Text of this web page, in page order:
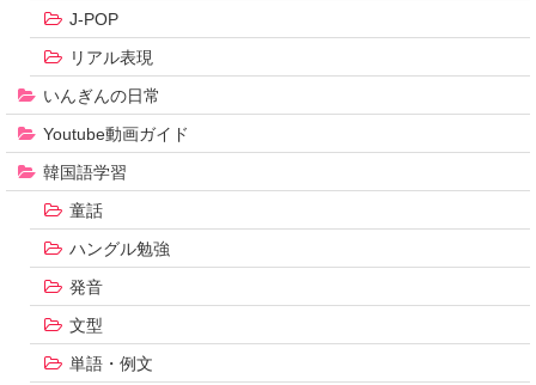
J-POP
リアル表現
いんぎんの日常
Youtube動画ガイド
韓国語学習
童話
ハングル勉強
発音
文型
単語・例文